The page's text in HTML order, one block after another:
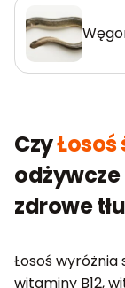
CzyŁosoś
zdrowe
Łosoś
witaminy B12,